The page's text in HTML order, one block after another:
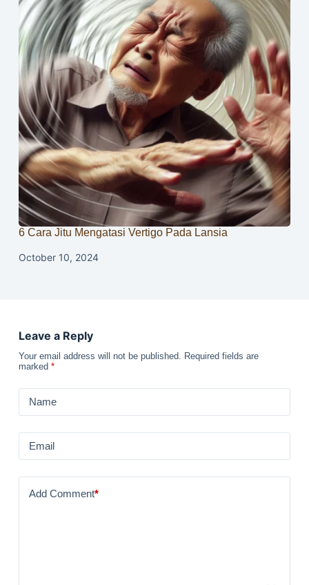
6 Cara Jitu Mengatasi Vertigo Pada Lansia
October 10, 2024
Leave a Reply
Your email address will not be published. Required fields are
marked *
Name
Email
Add Comment*